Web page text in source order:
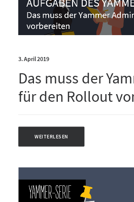
3. April 2019
Das muss der
für den Rollout
WEITERLESEN